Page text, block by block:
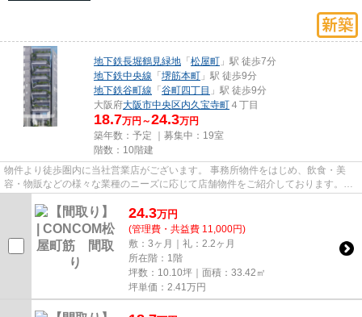
地下鉄長堀鶴見緑地 「松屋町 」駅 徒歩7分
地下鉄中央線 「堺筋本町 」駅 徒歩9分
地下鉄谷町線 「谷町四丁目 」駅 徒歩9分
大阪府大阪市中央区内久宝寺町 ４丁目
18.7万円～24.3万円
築年数：予定 ｜募集中： 19室
階数：10階建
物件より徒歩圏内に当社営業店がございます。 事務所物件をはじめ、飲食・美
容・物販などの様々な業種のニーズに応じて店舗物件をご紹介しております。
尚、弊社ではおとり広告は一切...
24.3万円
(管理費・共益費 11,000円)
敷：3ヶ月｜礼：2.2ヶ月
所在階：1階
坪数：10.10坪｜面積：33.42㎡
坪単価： 2.41 万円